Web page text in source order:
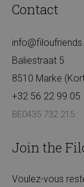
Contact
Baliestraat 5
8510 Marke
+32 56 22 99 05
BE0435 732 215
Join the
Voulez-vous